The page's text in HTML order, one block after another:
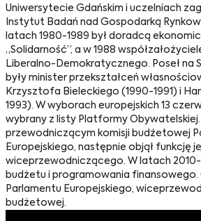
ROOM
DO NAS
Uniwersytecie Gdańskim i uczelniach
Instytut Badań nad Gospodarką
latach 1980-1989 był doradcą
„Solidarność”, a w 1988
Liberalno-Demokratycznego. Poseł na
były minister przekształceń
Krzysztofa Bieleckiego (1990-1991) i
1993). W wyborach europejskich 13
wybrany z listy Platformy Obywatelskiej.
przewodniczącym komisji budżetowej
Europejskiego, następnie objął funkcję
wiceprzewodniczącego. W latach 2010-
budżetu i programowania finansowego.
Parlamentu Europejskiego,
budżetowej.